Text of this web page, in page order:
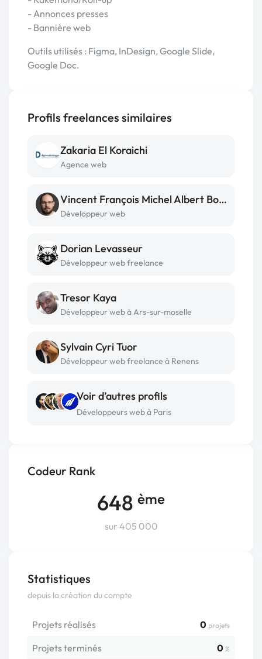
Codeur Rank
648 ème
sur 405 000
Statistiques
depuis la création du compte
Projets réalisés 0 projets
Projets terminés 0 %
- Annonces presses
- Bannière web
Outils utilisés : Figma, InDesign, Google Slide,
Google Doc.
Profils freelances similaires
Zakaria El Koraichi
Agence web
Vincent François Michel Albert Boulanger
Développeur web
Dorian Levasseur
Développeur web freelance
Tresor Kaya
Développeur web à Ars-sur-moselle
Sylvain Cyri Tuor
Développeur web freelance à Renens
Voir d’autres profils
Développeurs web à Paris